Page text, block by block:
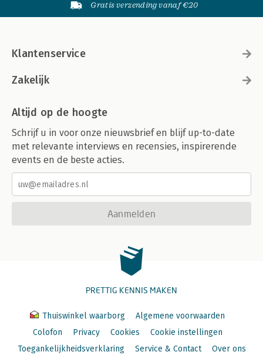
Gratis verzending vanaf €20
Klantenservice
Zakelijk
Altijd op de hoogte
Schrijf u in voor onze nieuwsbrief en blijf up-to-date
met relevante interviews en recensies, inspirerende
events en de beste acties.
Aanmelden
PRETTIG KENNIS MAKEN
Thuiswinkel waarborg
Algemene voorwaarden
Colofon
Privacy Cookies
Cookie instellingen
Toegankelijkheidsverklaring
Service & Contact Over ons